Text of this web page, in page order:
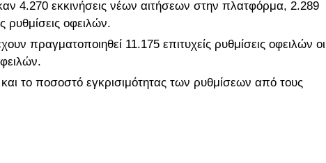
4.270 εκκινήσεις νέων αιτήσεων στην πλατφόρμα, 2.289
ρυθμίσεις οφειλών.
πραγματοποιηθεί 11.175 επιτυχείς ρυθμίσεις οφειλών οι
το ποσοστό εγκρισιμότητας των ρυθμίσεων από τους